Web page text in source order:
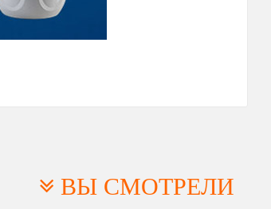
ВЫ СМОТРЕЛИ